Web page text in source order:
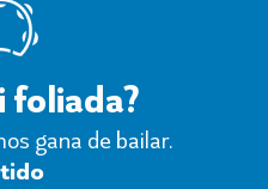
foliada?
gana de bailar.